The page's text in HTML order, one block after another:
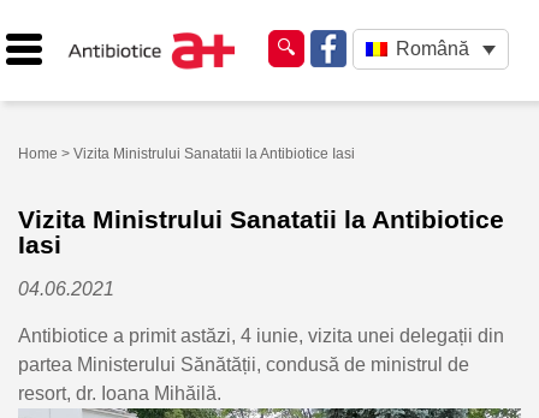
Română
Home > Vizita Ministrului Sanatatii la Antibiotice Iasi
Vizita Ministrului Sanatatii la Antibiotice
Iasi
04.06.2021
Antibiotice a primit astăzi, 4 iunie, vizita unei delegații din
partea Ministerului Sănătății, condusă de ministrul de
resort, dr. Ioana Mihăilă.